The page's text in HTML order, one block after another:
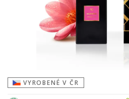
VYROBENÉ V ČR